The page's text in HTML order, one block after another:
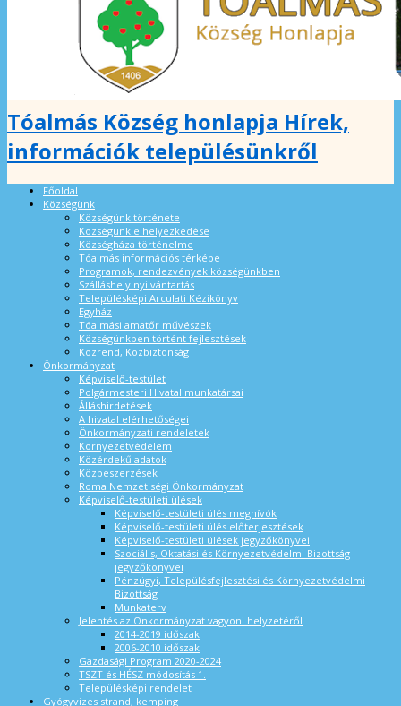
Tóalmás Község honlapja Hírek,
információk településünkről
Főoldal
Községünk
Községünk története
Községünk elhelyezkedése
Községháza történelme
Tóalmás információs térképe
Programok, rendezvények községünkben
Szálláshely nyilvántartás
Településképi Arculati Kézikönyv
Egyház
Tóalmási amatőr művészek
Községünkben történt fejlesztések
Közrend, Közbiztonság
Önkormányzat
Képviselő-testület
Polgármesteri Hivatal munkatársai
Álláshirdetések
A hivatal elérhetőségei
Önkormányzati rendeletek
Környezetvédelem
Közérdekű adatok
Közbeszerzések
Roma Nemzetiségi Önkormányzat
Képviselő-testületi ülések
Képviselő-testületi ülés meghívók
Képviselő-testületi ülés előterjesztések
Képviselő-testületi ülések jegyzőkönyvei
Szociális, Oktatási és Környezetvédelmi Bizottság
jegyzőkönyvei
Pénzügyi, Településfejlesztési és Környezetvédelmi
Bizottság
Munkaterv
Jelentés az Önkormányzat vagyoni helyzetéről
2014-2019 időszak
2006-2010 időszak
Gazdasági Program 2020-2024
TSZT és HÉSZ módosítás 1.
Településképi rendelet
Gyógyvizes strand, kemping